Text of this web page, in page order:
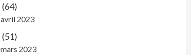
(64)
avril 2023
(51)
mars 2023